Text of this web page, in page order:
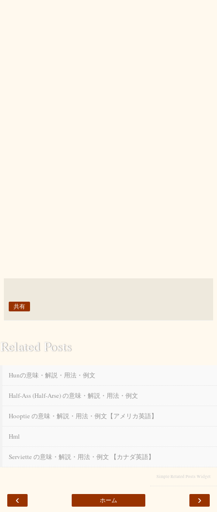
共有
Related Posts
Hunの意味・解説・用法・例文
Half-Ass (half-Arse) の意味・解説・用法・例文
Hooptie の意味・解説・用法・例文【アメリカ英語】
Hml
Serviette の意味・解説・用法・例文 【カナダ英語】
Simple Related Posts Widget
‹ ›
ホーム